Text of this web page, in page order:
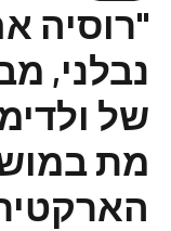
"רוסיה
נבלני,
של
מת